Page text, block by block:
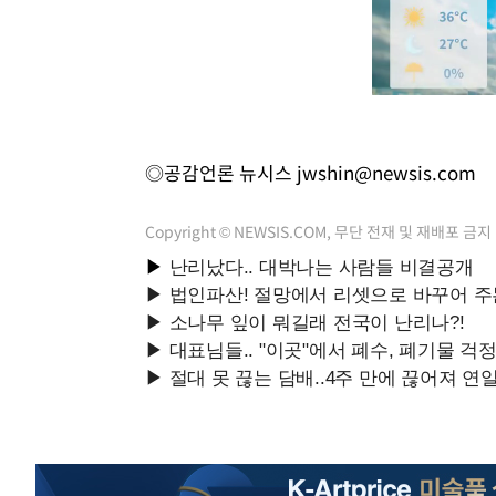
◎공감언론 뉴시스 jwshin@newsis.com
Copyright © NEWSIS.COM, 무단 전재 및 재배포 금지